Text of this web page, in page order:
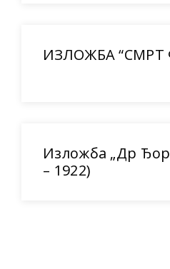
ИЗЛОЖБА
Изложба „Др
– 1922)